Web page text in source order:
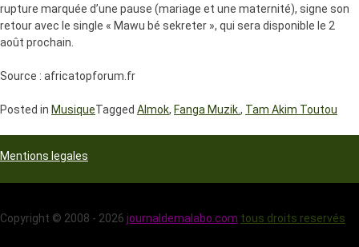
rupture marquée d’une pause (mariage et une maternité), signe son
retour avec le single « Mawu bé sekreter », qui sera disponible le 2
août prochain.
Source : africatopforum.fr
Posted in MusiqueTagged Almok, Fanga Muzik., Tam Akim Toutou
Mentions legales
Copyright © 2008 - 2026 journaldemalabo.com tous droits reservés